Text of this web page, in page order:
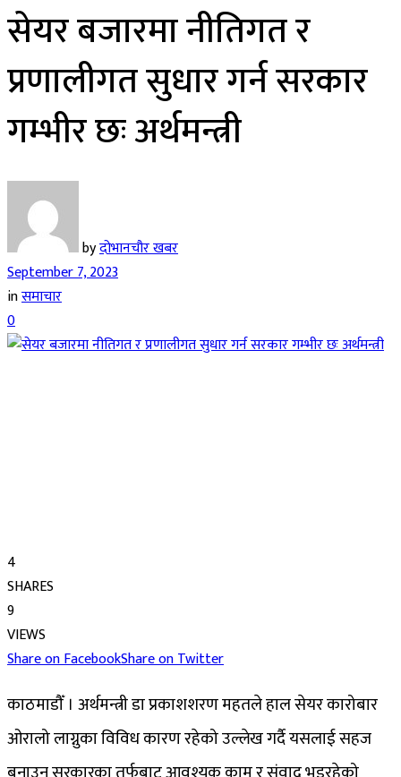
सेयर बजारमा नीतिगत र
प्रणालीगत सुधार गर्न सरकार
गम्भीर छः अर्थमन्त्री
byदोभानचौर खबर
September 7, 2023
inसमाचार
0
4
SHARES
9
VIEWS
Share on FacebookShare on Twitter
काठमाडौँ । अर्थमन्त्री डा प्रकाशशरण महतले हाल सेयर कारोबार
ओरालो लाग्नुका विविध कारण रहेको उल्लेख गर्दै यसलाई सहज